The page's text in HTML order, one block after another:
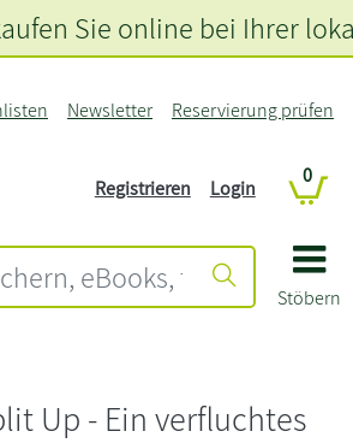
Stöbern
Newsletter Reservierung prüfen
Registrieren Login
0
Sie online bei Ihrer
Up - Ein verfluchtes